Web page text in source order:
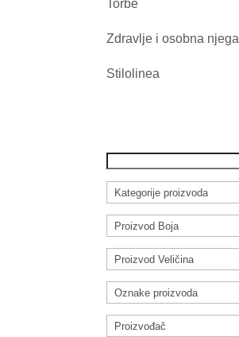
Torbe
Zdravlje i osobna njega
Stilolinea